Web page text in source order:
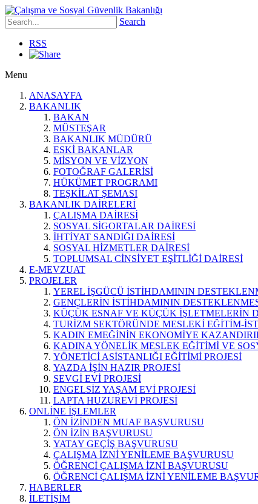
Search
RSS
Menu
ANASAYFA
BAKANLIK
BAKAN
MÜSTEŞAR
BAKANLIK MÜDÜRÜ
ESKİ BAKANLAR
MİSYON VE VİZYON
FOTOĞRAF GALERİSİ
HÜKÜMET PROGRAMI
TEŞKİLAT ŞEMASI
BAKANLIK DAİRELERİ
ÇALIŞMA DAİRESİ
SOSYAL SİGORTALAR DAİRESİ
İHTİYAT SANDIĞI DAİRESİ
SOSYAL HİZMETLER DAİRESİ
TOPLUMSAL CİNSİYET EŞİTLİĞİ DAİRESİ
E-MEVZUAT
PROJELER
YEREL İŞGÜCÜ İSTİHDAMININ
GENÇLERİN İSTİHDAMININ
KÜÇÜK ESNAF VE KÜÇÜK İŞLETMELERİN
TURİZM SEKTÖRÜNDE MESLEKİ EĞİTİM-
KADIN EMEĞİNİN EKONOMİYE
KADINA YÖNELİK MESLEK EĞİTİMİ VE
YÖNETİCİ ASİSTANLIĞI EĞİTİMİ PROJESİ
YAZDA İŞİN HAZIR PROJESİ
SEVGİ EVİ PROJESİ
ENGELSİZ YAŞAM EVİ PROJESİ
LAPTA HUZUREVİ PROJESİ
ONLİNE İŞLEMLER
ÖN İZİNDEN MUAF BAŞVURUSU
ÖN İZİN BAŞVURUSU
YATAY GEÇİŞ BAŞVURUSU
ÇALIŞMA İZNİ YENİLEME BAŞVURUSU
ÖĞRENCİ ÇALIŞMA İZNİ BAŞVURUSU
ÖĞRENCİ ÇALIŞMA İZNİ YENİLEME
HABERLER
İLETİŞİM